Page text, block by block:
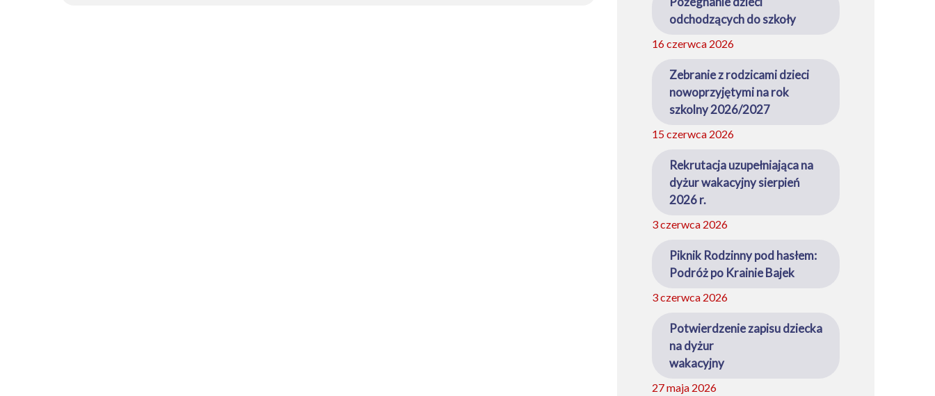
odchodzących do szkoły
16 czerwca 2026
Zebranie z rodzicami dzieci
nowoprzyjętymi na rok
szkolny 2026/2027
15 czerwca 2026
Rekrutacja uzupełniająca na
dyżur wakacyjny sierpień
2026 r.
3 czerwca 2026
Piknik Rodzinny pod hasłem:
Podróż po Krainie Bajek
3 czerwca 2026
Potwierdzenie zapisu dziecka
na dyżur
wakacyjny
27 maja 2026